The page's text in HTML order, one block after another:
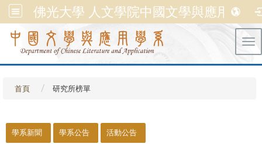
佛光大學 人文學院中國文學與應用學系
首頁 研究所榜單
學系新聞 學系公告 活動公告